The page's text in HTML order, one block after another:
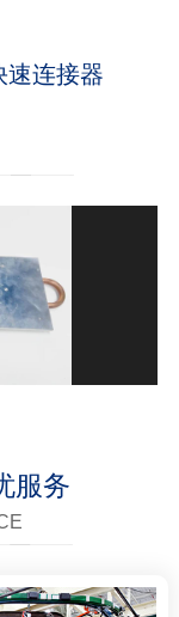
速连接器
服务